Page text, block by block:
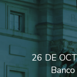
26 DE